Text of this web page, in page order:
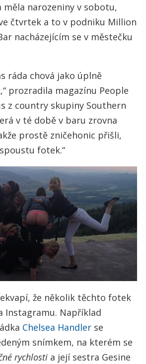
měla narozeniny v sobotu,
čtvrtek a to v podniku Million
nacházejícím se v městečku
ráda chová jako úplně
prozradila magazínu People
z country skupiny Southern
v té době v baru zrovna
prostě zničehonic přišli,
fotek.“
že několik těchto fotek
Instagramu. Například
Chelsea Handler se
snímkem, na kterém se
rychlosti a její sestra Gesine